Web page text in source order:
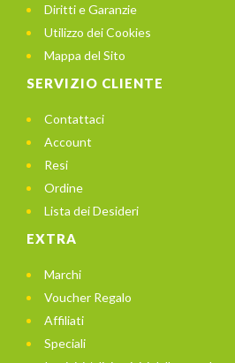
Diritti e Garanzie
Utilizzo dei Cookies
Mappa del Sito
SERVIZIO CLIENTE
Contattaci
Account
Resi
Ordine
Lista dei Desideri
EXTRA
Marchi
Voucher Regalo
Affiliati
Speciali